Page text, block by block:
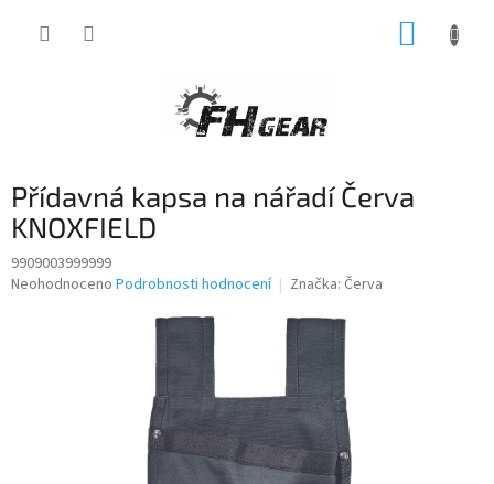
Přídavná kapsa na nářadí Červa
KNOXFIELD
9909003999999
Průměrné
Neohodnoceno Podrobnosti hodnocení Značka: Červa